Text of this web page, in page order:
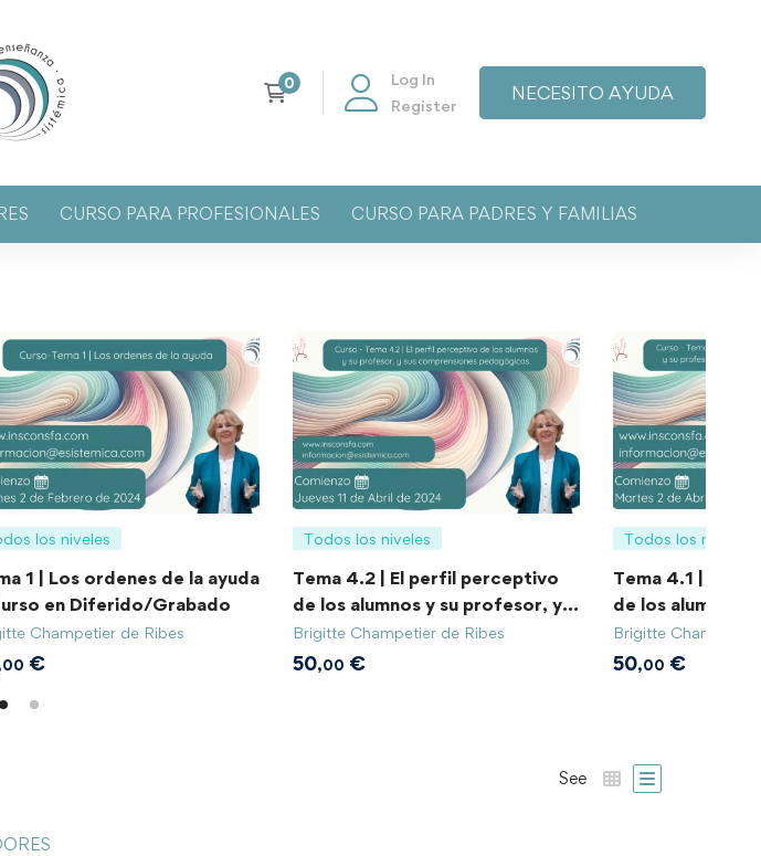
Log In
Register
NECESITO AYUDA
CURSO PARA PROFESIONALES CURSO PARA PADRES Y FAMILIAS
los niveles
1 | Los ordenes de la ayuda
en Diferido/Grabado
Champetier de Ribes
€
Todos los niveles
Tema 4.2 | El perfil perceptivo
de los alumnos y su profesor, y
sus compresiones pedagogías.
Brigitte Champetier de Ribes
50,00 €
Todos los niveles
Tema 4.1 | El
de los alumnos
sus
pedagogícas.
Brigitte Champetier
50,00 €
See